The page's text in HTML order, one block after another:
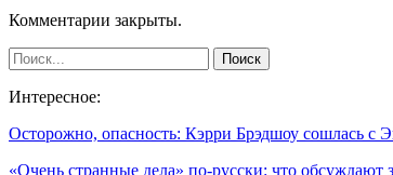
Комментарии закрыты.
Интересное:
Осторожно, опасность: Кэрри Брэдшоу сошлась с
«Очень странные дела» по-русски: что обсуждают